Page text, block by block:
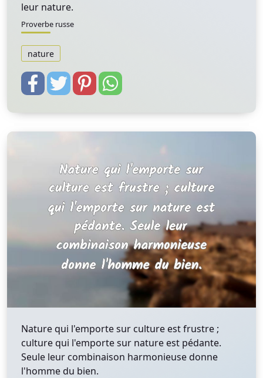
leur nature.
Proverbe russe
nature
Nature qui l'emporte sur culture est frustre ;
culture qui l'emporte sur nature est pédante.
Seule leur combinaison harmonieuse donne
l'homme du bien.